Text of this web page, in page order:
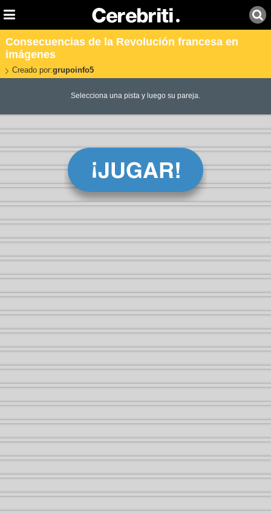
Consecuencias de la Revolución francesa en
imágenes
Creado por:grupoinfo5
Selecciona una pista y luego su pareja.